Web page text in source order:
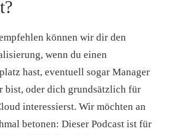
können wir dir den
wenn du einen
hast, eventuell sogar Manager
bist, oder dich grundsätzlich für
interessierst. Wir möchten an
betonen: Dieser Podcast ist für